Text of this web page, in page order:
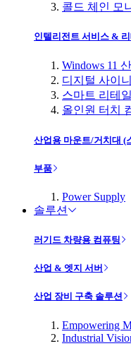
콜드 체인 모
인텔리전트 서비스 &
Windows 11
디지털 사이
스마트 리테
올인원 터치
산업용 마운트/거치대 (
부품
Power Supply
솔루션
러기드 차량용 컴퓨팅
산업 & 엣지 서버
산업 장비 구축 솔루션
Empowering
Industrial